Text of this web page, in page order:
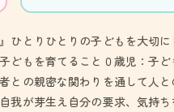
ひとりひとりの子どもを大
を育てること０歳児：子ど
の親密な関わりを通して人
我が芽生え自分の要求、気持